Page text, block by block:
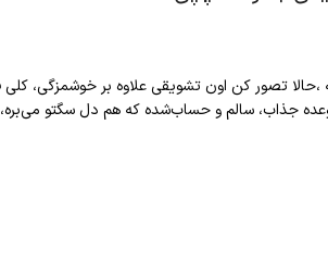
تصور کن اون تشویقی علاوه بر خوشمزگی،
جذاب، سالم و حساب‌شده که هم دل سگتو